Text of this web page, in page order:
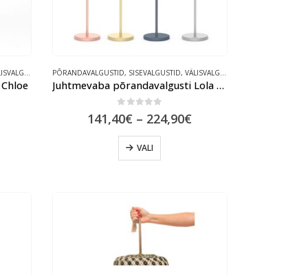
PÕRANDAVALGUSTID, SISEVALGUSTID, VÄLISVALGUSTID
Juhtmevaba põrandavalgusti Lola Slim
141,40€ – 224,90€Price
VALI
product
variants.
The
may